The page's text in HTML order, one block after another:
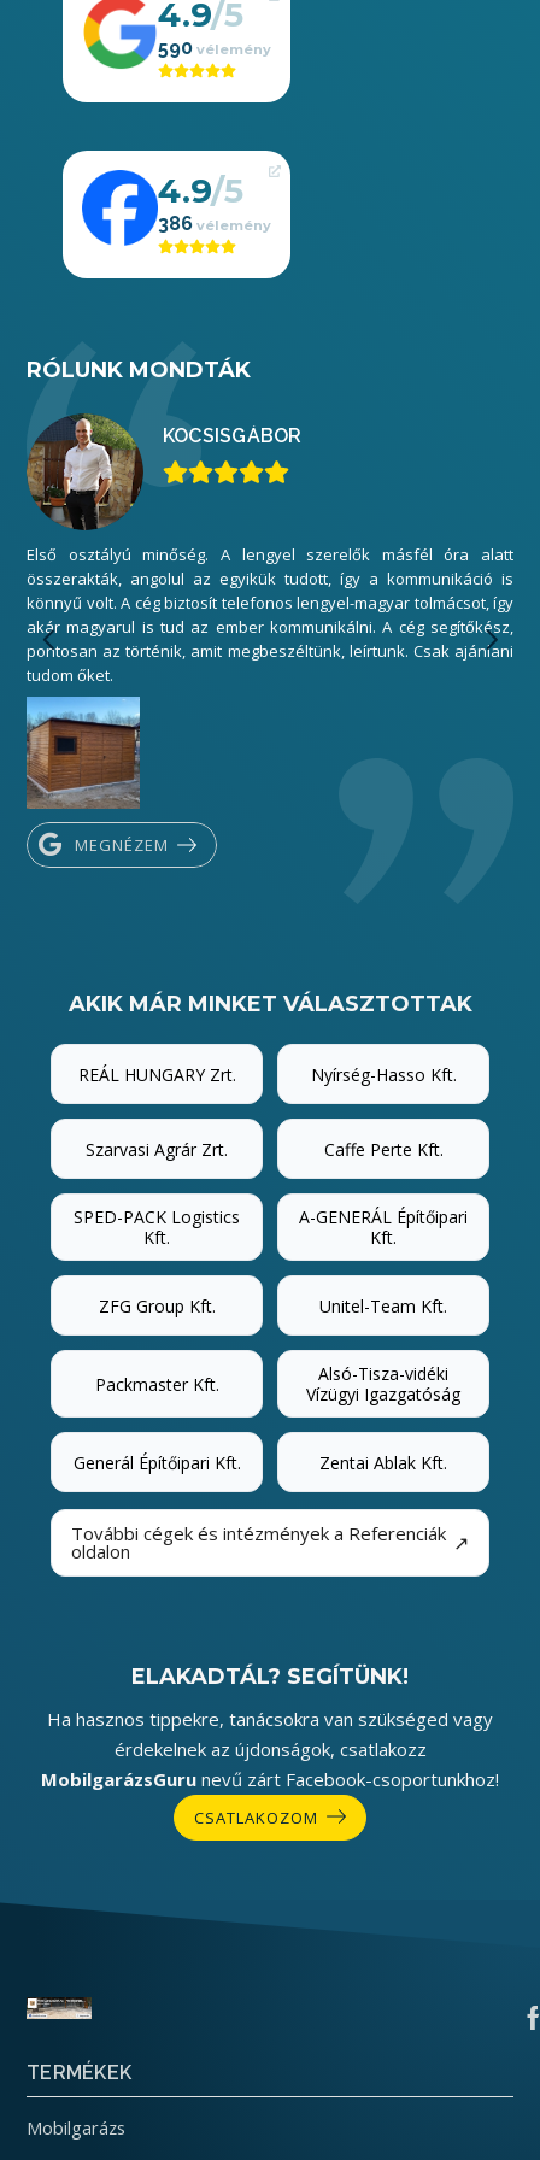
4.9
590
4.9
386
RÓLUNK MONDTÁK
KOCSISGÁBOR
Első osztályú minőség. A lengyel szerelők másfél óra alatt
összerakták, angolul az egyikük tudott, így a kommunikáció is
könnyű volt. A cég biztosít telefonos lengyel-magyar tolmácsot, így
akár magyarul is tud az ember kommunikálni. A cég segítőkész,
pontosan az történik, amit megbeszéltünk, leírtunk. Csak ajánlani
tudom őket.
MEGNÉZEM
AKIK MÁR MINKET VÁLASZTOTTAK
REÁL HUNGARY Zrt. Nyírség-Hasso Kft.
Szarvasi Agrár Zrt. Caffe Perte Kft.
SPED-PACK Logistics
Kft.
A-GENERÁL Építőipari
Kft.
ZFG Group Kft. Unitel-Team Kft.
Packmaster Kft.
Alsó-Tisza-vidéki
Vízügyi Igazgatóság
Generál Építőipari Kft. Zentai Ablak Kft.
További cégek és intézmények a Referenciák
oldalon ↗
ELAKADTÁL? SEGÍTÜNK!
Ha hasznos tippekre, tanácsokra van szükséged vagy
érdekelnek az újdonságok, csatlakozz
MobilgarázsGuru nevű zárt Facebook-csoportunkhoz!
CSATLAKOZOM
TERMÉKEK
Mobilgarázs